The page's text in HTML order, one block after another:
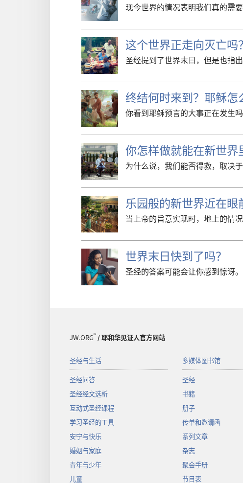
现今世界的情况表明我们真的需
这个世界正走向灭亡吗？
圣经提到了世界末日，但是也指
终结何时来到？耶稣怎
你看到耶稣预言的大事正在发生吗
你怎样做就能在新世界
为什么说，我们能否得救，取决
乐园般的新世界近在眼
当上帝的旨意实现时，地上的情
世界末日快到了吗？
圣经的答案可能会让你感到惊讶。
JW.ORG® / 耶和华见证人官方网站
圣经与生活
圣经问答
圣经经文选析
互动式圣经课程
学习圣经的工具
安宁与快乐
婚姻与家庭
青年与少年
儿童
多媒体图书馆
圣经
书籍
册子
传单和邀请函
系列文章
杂志
聚会手册
节目表